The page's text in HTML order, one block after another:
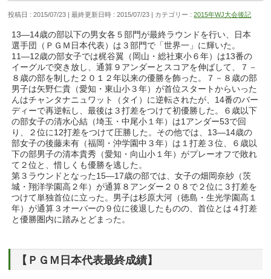
投稿日 : 2015/07/23 最終更新日時 : 2015/07/23 カテゴリー :2015年WJ大会後記
13―14歳の部以下の男女各５部門が最終ラウンドを行い、日本
選手団（ＰＧＭ日本代表）は３部門で「世界一」に輝いた。
11―12歳の部女子では梶谷翼（岡山・総社東小６年）は13番の
イーグルで突き放し、通算９アンダーとスコアを伸ばして、７－
８歳の部を制した２０１２年以来の優勝を飾った。７－８歳の部
男子は矢野仁貴（愛知・東山小３年）が首位スタートからいった
んはチャンタナニュワット（タイ）に逆転されたが、14番のバー
ディーで再逆転し、最後は３打差をつけて初優勝した。６歳以下
の部女子の清水心結（埼玉・中尾小１年）は1アンダー53で回
り、２位に12打差をつけて圧勝した。その他では、13―14歳の
部女子の後藤未有（福岡・沖学園中３年）は１打差３位、６歳以
下の部男子の清本貴秀（愛知・向山小１年）がプレーオフで敗れ
て２位と、惜しくも優勝を逃した。
第３ラウンドとなった15―17歳の部では、女子の畑岡奈紗（茨
城・翔洋学園高２年）が通算８アンダー２０８で２位に３打差を
つけて単独首位に立った。男子は杉原大河（徳島・生光学園高１
年）が通算３オーバーの９位に後退したものの、首位とは４打差
と優勝圏内に踏みとどまった。
【ＰＧＭ日本代表最終成績】